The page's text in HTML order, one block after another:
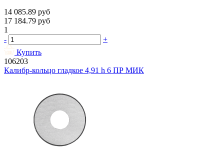
14 085.89 руб
17 184.79 руб
1
-
+
Купить
106203
Калибр-кольцо гладкое 4,91 h 6 ПР МИК